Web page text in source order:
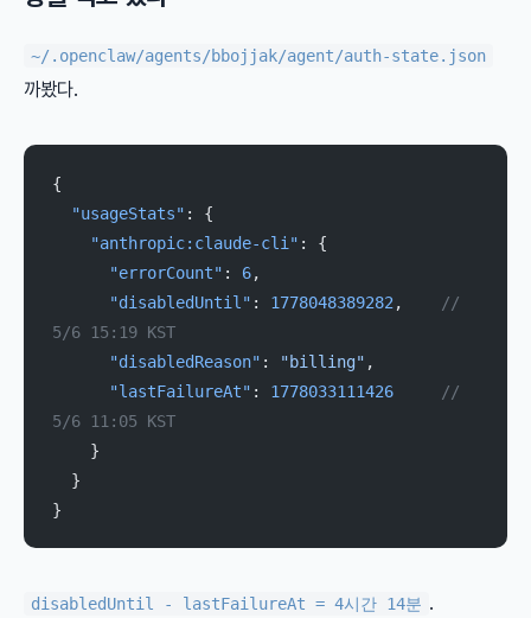
~/.openclaw/agents/bbojjak/agent/auth-state.json
까봤다.
{
  "usageStats"
: {
    "anthropic:claude-cli"
: {
      "errorCount"
: 6,
      "disabledUntil"
: 1778048389282 ,
//
5/6 15:19 KST
      "disabledReason"
: "billing" ,
      "lastFailureAt"
: 1778033111426
     //
5/6 11:05 KST
    }
  }
}
disabledUntil - lastFailureAt = 4시간 14분 .